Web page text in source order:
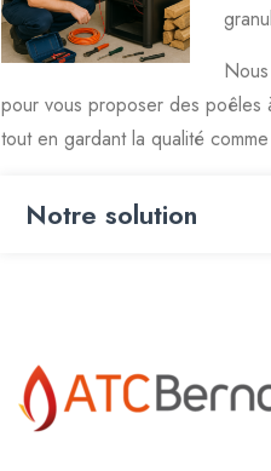
pour vous proposer des poêles
tout en gardant la qualité
Notre solution